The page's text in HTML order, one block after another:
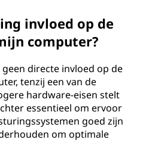
invloed op de
computer?
directe invloed op de
tenzij een van de
hardware-eisen stelt
essentieel om ervoor
goed zijn
om optimale